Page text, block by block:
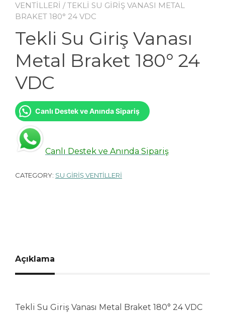
VENTİLLERİ / TEKLI SU GIRIŞ VANASI METAL
BRAKET 180° 24 VDC
Tekli Su Giriş Vanası
Metal Braket 180° 24
VDC
Canlı Destek ve Anında Sipariş
Canlı Destek ve Anında Sipariş
CATEGORY: SU GİRİŞ VENTİLLERİ
Açıklama
Tekli Su Giriş Vanası Metal Braket 180° 24 VDC